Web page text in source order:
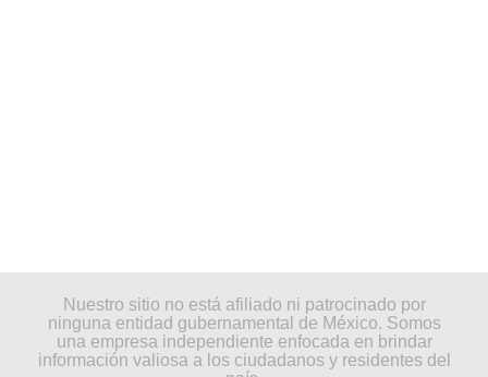
Nuestro sitio no está afiliado ni patrocinado por
ninguna entidad gubernamental de México. Somos
una empresa independiente enfocada en brindar
información valiosa a los ciudadanos y residentes del